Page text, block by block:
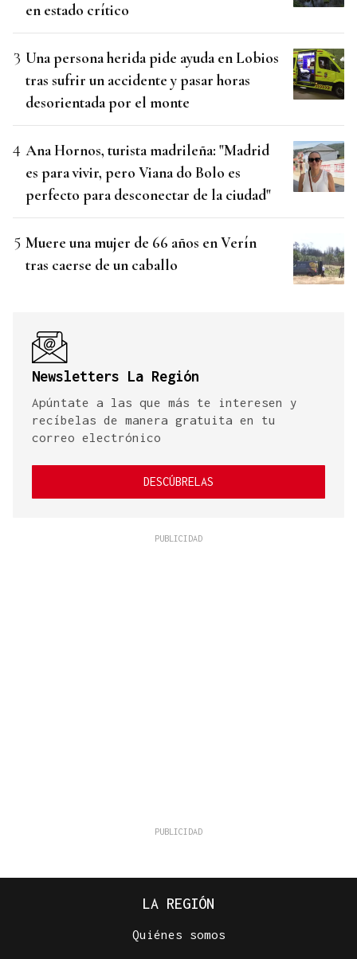
en estado crítico
Una persona herida pide ayuda en Lobios
tras sufrir un accidente y pasar horas
desorientada por el monte
Ana Hornos, turista madrileña: "Madrid
es para vivir, pero Viana do Bolo es
perfecto para desconectar de la ciudad"
Muere una mujer de 66 años en Verín
tras caerse de un caballo
Newsletters La Región
Apúntate a las que más te interesen y
recíbelas de manera gratuita en tu
correo electrónico
DESCÚBRELAS
LA REGIÓN
Quiénes somos